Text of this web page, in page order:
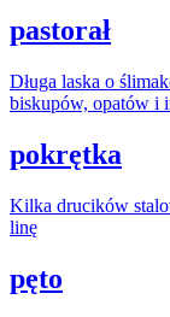
pastorał
Długa laska o
biskupów, opatów i
pokrętka
Kilka drucików
linę
pęto